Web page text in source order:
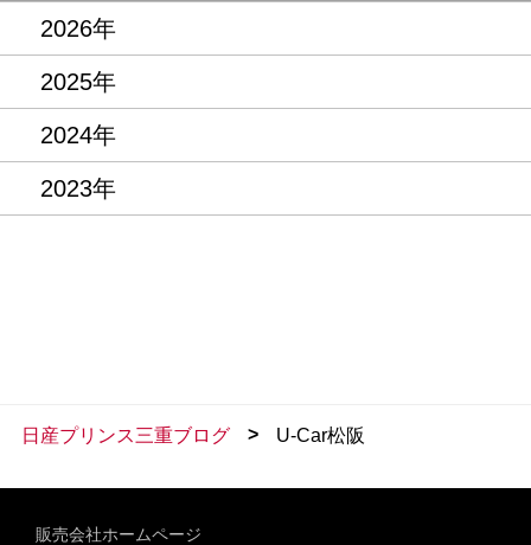
2026年
2025年
2024年
2023年
日産プリンス三重ブログ > U-Car松阪
販売会社ホームページ